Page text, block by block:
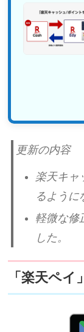
更新の内容
楽天キャ
るように
軽微な修
した。
「楽天ペ